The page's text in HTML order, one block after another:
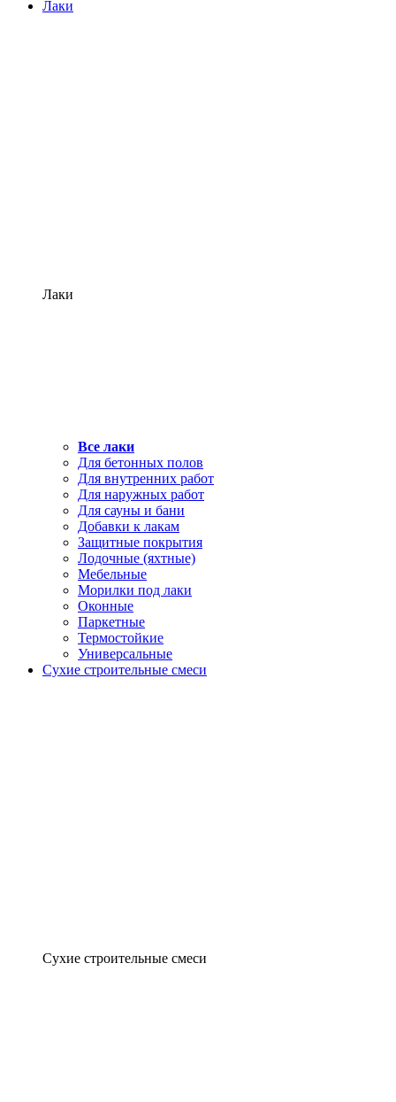
Лаки
Лаки
Все лаки
Для бетонных полов
Для внутренних работ
Для наружных работ
Для сауны и бани
Добавки к лакам
Защитные покрытия
Лодочные (яхтные)
Мебельные
Морилки под лаки
Оконные
Паркетные
Термостойкие
Универсальные
Сухие строительные смеси
Сухие строительные смеси